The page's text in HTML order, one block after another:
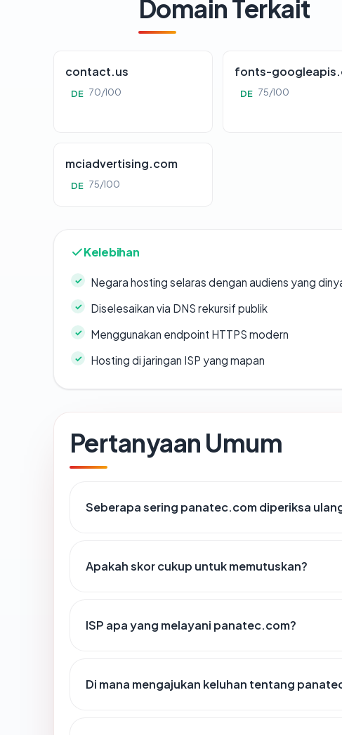
Domain Terkait
contact.us
DE 70/100
fonts-
DE 75/100
mciadvertising.com
DE 75/100
Kelebihan
Negara hosting selaras dengan audiens yang
Diselesaikan via DNS rekursif publik
Menggunakan endpoint HTTPS modern
Hosting di jaringan ISP yang mapan
Pertanyaan Umum
Seberapa sering panatec.com diperiksa
Apakah skor cukup untuk memutuskan?
ISP apa yang melayani panatec.com?
Di mana mengajukan keluhan tentang